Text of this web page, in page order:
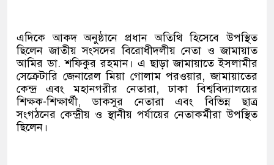
এদিকে আকদ অনুষ্ঠানে প্রধান অতিথি হিসেবে উপস্থিত
ছিলেন জাতীয় সংসদের বিরোধীদলীয় নেতা ও জামায়াত
আমির ডা. শফিকুর রহমান। এ ছাড়া জামায়াতে ইসলামীর
সেক্রেটারি জেনারেল মিয়া গোলাম পরওয়ার, জামায়াতের
কেন্দ্র এবং মহানগরীর নেতারা, ঢাকা বিশ্ববিদ্যালয়ের
শিক্ষক-শিক্ষার্থী, ডাকসুর নেতারা এবং বিভিন্ন ছাত্র
সংগঠনের কেন্দ্রীয় ও স্থানীয় পর্যায়ের নেতাকর্মীরা উপস্থিত
ছিলেন।